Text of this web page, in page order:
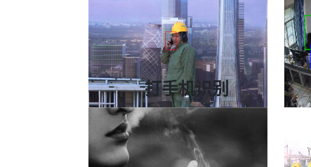
适用企业、机关单位、教育培训等
打手机识别
7*24小时实时监测
提升对生产作业区域安全管控
适用于厨房、工地、电力等